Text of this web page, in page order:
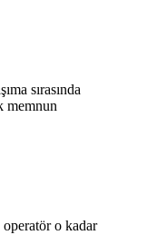
sırasında
memnun
o kadar